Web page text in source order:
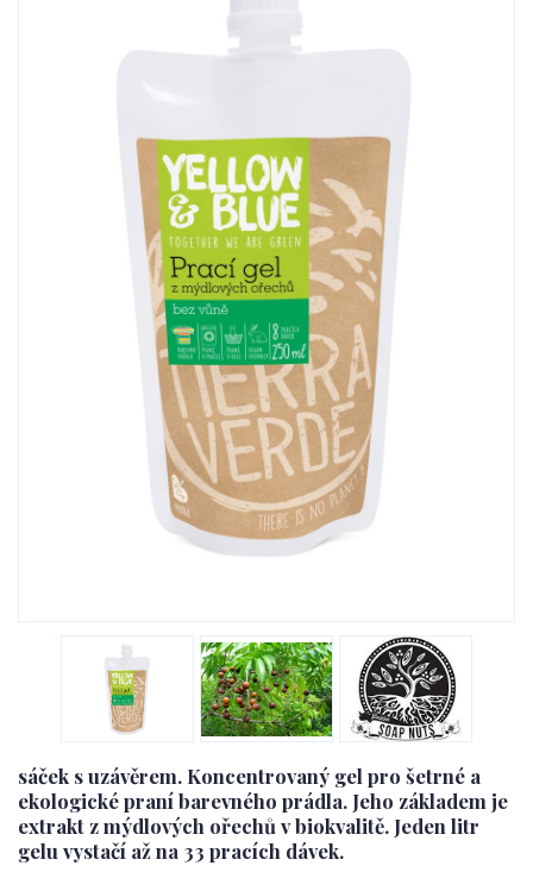
sáček s uzávěrem. Koncentrovaný gel pro šetrné a
ekologické praní barevného prádla. Jeho základem je
extrakt z mýdlových ořechů v biokvalitě. Jeden litr
gelu vystačí až na 33 pracích dávek.